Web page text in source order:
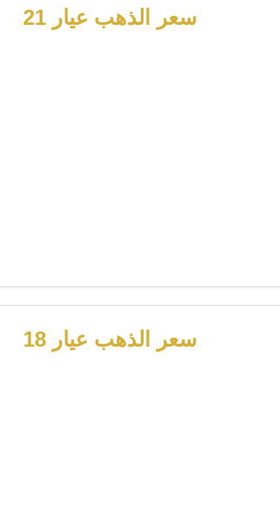
سعر الذهب عيار 21
سعر الذهب عيار 18